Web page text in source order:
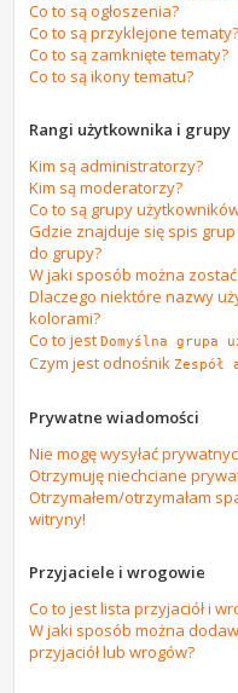
Co to są ogłoszenia?
Co to są przyklejone tematy?
Co to są zamknięte tematy?
Co to są ikony tematu?
Rangi użytkownika i grupy
Kim są administratorzy?
Kim są moderatorzy?
Co to są grupy
Gdzie znajduje się spis
do grupy?
W jaki sposób można
Dlaczego niektóre nazwy
kolorami?
Co to jestDomyślna grupa
Czym jest odnośnikZespół
Prywatne wiadomości
Nie mogę wysyłać
Otrzymuję niechciane
Otrzymałem/otrzymałam
witryny!
Przyjaciele i wrogowie
Co to jest lista przyjaciół i
W jaki sposób można
przyjaciół lub wrogów?